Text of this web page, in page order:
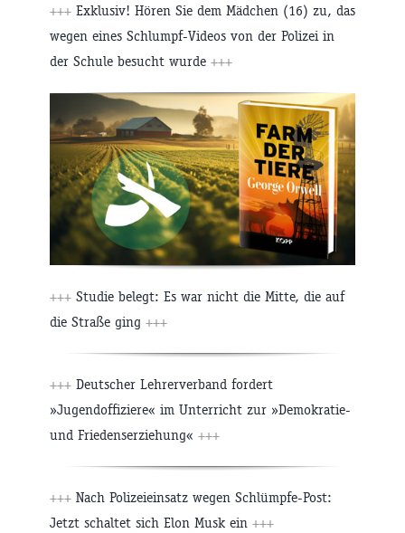
+++ Exklusiv! Hören Sie dem Mädchen (16) zu, das
wegen eines Schlumpf-Videos von der Polizei in
der Schule besucht wurde +++
+++ Studie belegt: Es war nicht die Mitte, die auf
die Straße ging +++
+++ Deutscher Lehrerverband fordert
»Jugendoffiziere« im Unterricht zur »Demokratie-
und Friedenserziehung« +++
+++ Nach Polizeieinsatz wegen Schlümpfe-Post:
Jetzt schaltet sich Elon Musk ein +++